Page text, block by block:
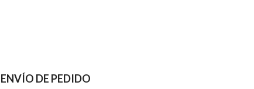
ENVÍO DE PEDIDO